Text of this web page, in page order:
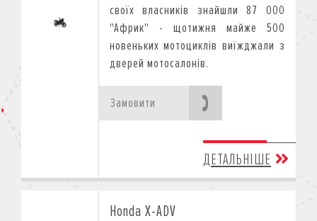
своїх власників знайшли 87 000
"Африк" - щотижня майже 500
новеньких мотоциклів виїжджали з
дверей мотосалонів.
Замовити
ДЕТАЛЬНІШЕ
Honda X-ADV